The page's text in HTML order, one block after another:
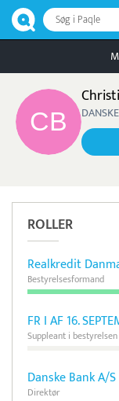
Søg i Paqle
ROLLER
Realkredit
Bestyrelsesformand
FR I AF 16.
Suppleant i bestyrelsen
Danske Bank A/S
Direktør